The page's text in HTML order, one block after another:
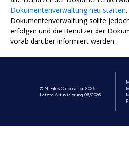
Dokumentenverwaltung neu starten
Dokumentenverwaltung sollte
erfolgen und die Benutzer der
vorab darüber informiert werden.
© M-Files Corporation 2026
Letzte Aktualisierung 06/2026